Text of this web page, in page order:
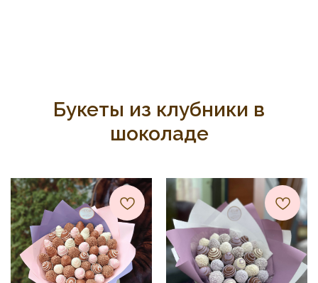
Букеты из клубники в
шоколаде